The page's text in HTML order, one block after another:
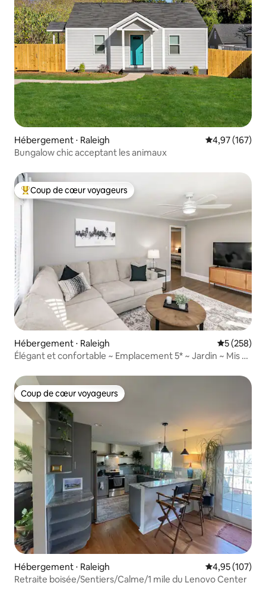
Hébergement ⋅ Raleigh Évaluation
4,97 (167)
Bungalow chic acceptant les animaux
Coups de cœur voyageurs les plus appréciés
Coup de cœur voyageurs
Hébergement ⋅ Raleigh Évaluation
5 (258)
Élégant et confortable ~ Emplacement 5* ~ Jardin ~ Mis à
Coup de cœur voyageurs
Coup de cœur voyageurs
Hébergement ⋅ Raleigh Évaluation
4,95 (107)
Retraite boisée/Sentiers/Calme/1 mile du Lenovo Center